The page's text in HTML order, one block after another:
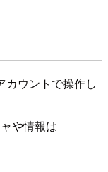
カウントで操作し
や情報は